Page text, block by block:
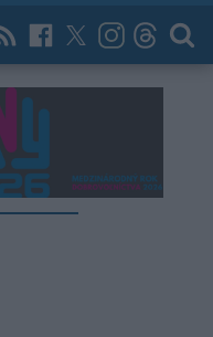
News Now Archív